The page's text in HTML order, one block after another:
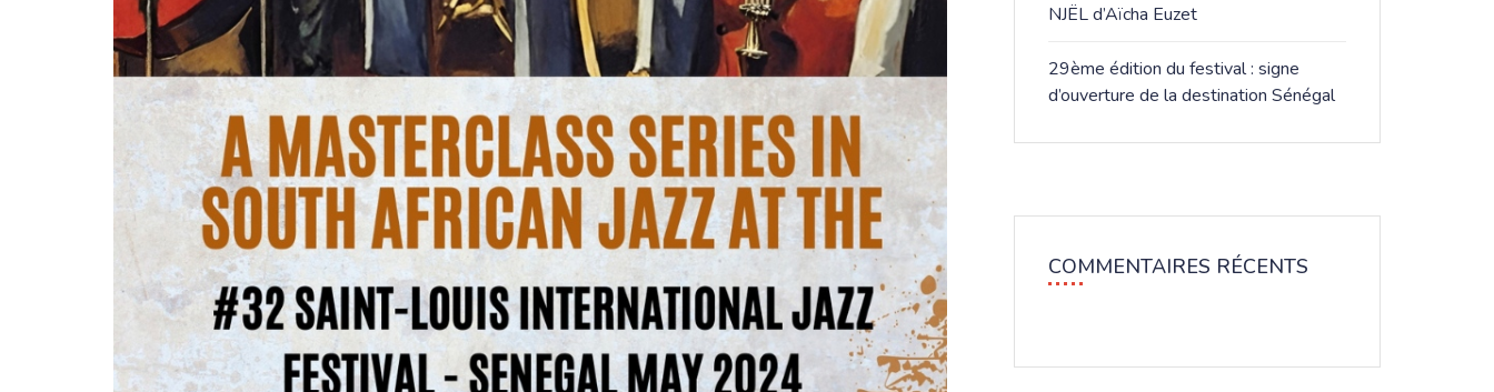
NJËL d’Aïcha Euzet
​29ème édition du festival : signe
d’ouverture de la destination Sénégal
COMMENTAIRES RÉCENTS